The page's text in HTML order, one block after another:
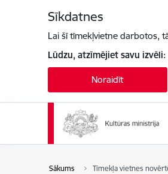
Sīkdatnes
Lai šī tīmekļvietne darbotos,
Lūdzu, atzīmējiet savu izvēli:
Noraidīt
Sākums Tīmekļa vietnes